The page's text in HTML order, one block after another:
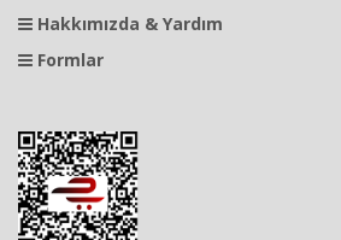
Hakkımızda & Yardım
Formlar